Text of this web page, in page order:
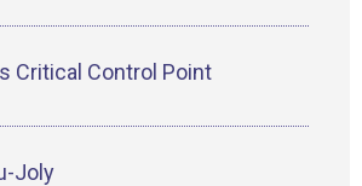
Critical Control Point
Joly